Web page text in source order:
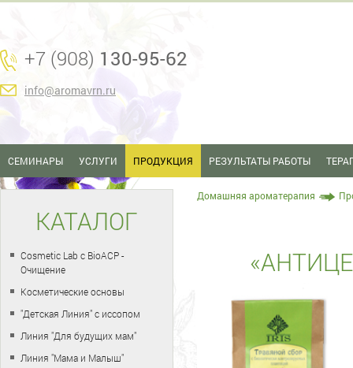
+7 (908) 130-95-62
info@aromavrn.ru
СЕМИНАРЫ УСЛУГИ ПРОДУКЦИЯ РЕЗУЛЬТАТЫ РАБОТЫ
Домашняя ароматерапия
КАТАЛОГ
Cosmetic Lab с BioACP -
Очищение
Косметические основы
"Детская Линия" с иссопом
Линия "Для будущих мам"
Линия "Мама и Малыш"